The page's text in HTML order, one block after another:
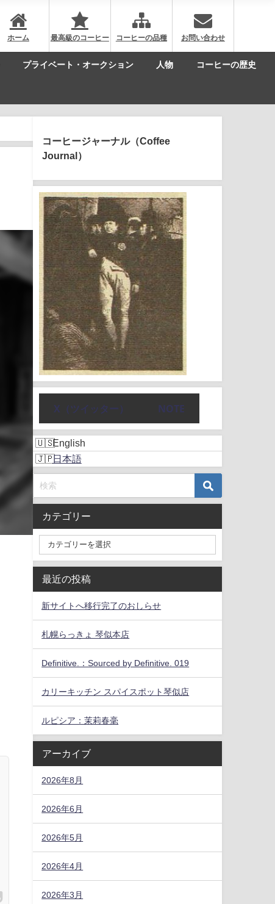
ホーム 最高級のコーヒー コーヒーの品種 お問い合わせ
プライベート・オークション 人物 コーヒーの歴史
コーヒージャーナル（Coffee
Journal）
X（ツイッター） NOTE
English
日本語
カテゴリー
最近の投稿
新サイトへ移行完了のおしらせ
札幌らっきょ 琴似本店
Definitive.：Sourced by Definitive. 019
カリーキッチン スパイスポット琴似店
ルピシア：茉莉春毫
アーカイブ
2026年8月
2026年6月
2026年5月
2026年4月
2026年3月